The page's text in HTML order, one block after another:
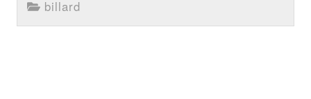
billard